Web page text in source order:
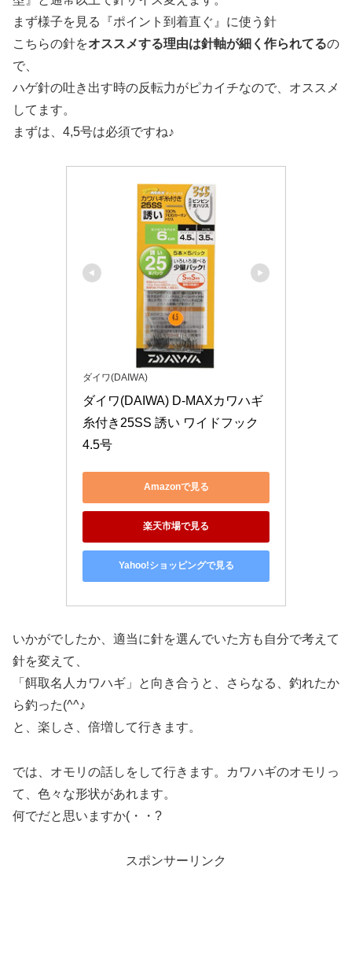
まず様子を見る『ポイント到着直ぐ』に使う針
こちらの針をオススメする理由は針軸が細く作られてるの
で、
ハゲ針の吐き出す時の反転力がピカイチなので、オススメ
してます。
まずは、4,5号は必須ですね♪
ダイワ(DAIWA)
ダイワ(DAIWA) D-MAXカワハギ
糸付き25SS 誘い ワイドフック
4.5号
Amazonで見る
楽天市場で見る
Yahoo!ショッピングで見る
いかがでしたか、適当に針を選んでいた方も自分で考えて
針を変えて、
「餌取名人カワハギ」と向き合うと、さらなる、釣れたか
ら釣った(^^♪
と、楽しさ、倍増して行きます。
では、オモリの話しをして行きます。カワハギのオモリっ
て、色々な形状があれます。
何でだと思いますか(・・?
スポンサーリンク